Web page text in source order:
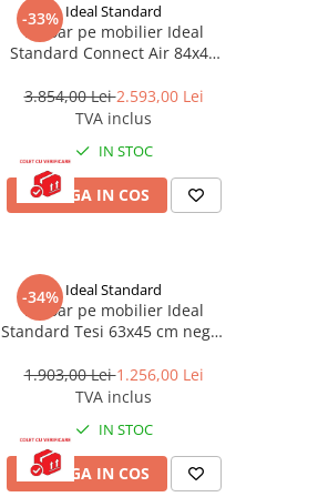
-33% Ideal Standard
Lavoar pe mobilier Ideal
Standard Connect Air 84x46
3.854,00 Lei2.593,00 Lei
TVA inclus
IN STOC
ADAUGA IN COS
-34% Ideal Standard
Lavoar pe mobilier Ideal
Standard Tesi 63x45 cm negru
1.903,00 Lei1.256,00 Lei
TVA inclus
IN STOC
ADAUGA IN COS